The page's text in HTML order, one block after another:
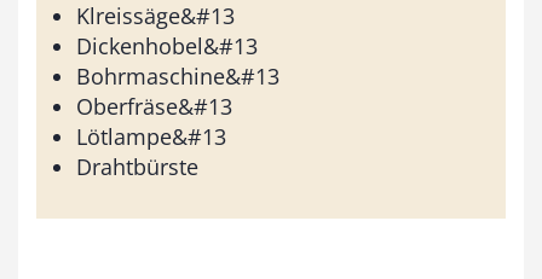
Klreissäge&#13
Dickenhobel&#13
Bohrmaschine&#13
Oberfräse&#13
Lötlampe&#13
Drahtbürste